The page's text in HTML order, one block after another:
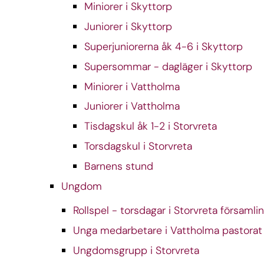
Miniorer i Skyttorp
Juniorer i Skyttorp
Superjuniorerna åk 4-6 i Skyttorp
Supersommar - dagläger i Skyttorp
Miniorer i Vattholma
Juniorer i Vattholma
Tisdagskul åk 1-2 i Storvreta
Torsdagskul i Storvreta
Barnens stund
Ungdom
Rollspel - torsdagar i Storvreta
Unga medarbetare i Vattholma pastorat
Ungdomsgrupp i Storvreta